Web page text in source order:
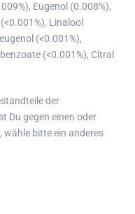
Eugenol (0.008%),
Linalool
(<0.001%),
(<0.001%), Citral
der
Du gegen einen oder
wähle bitte ein anderes